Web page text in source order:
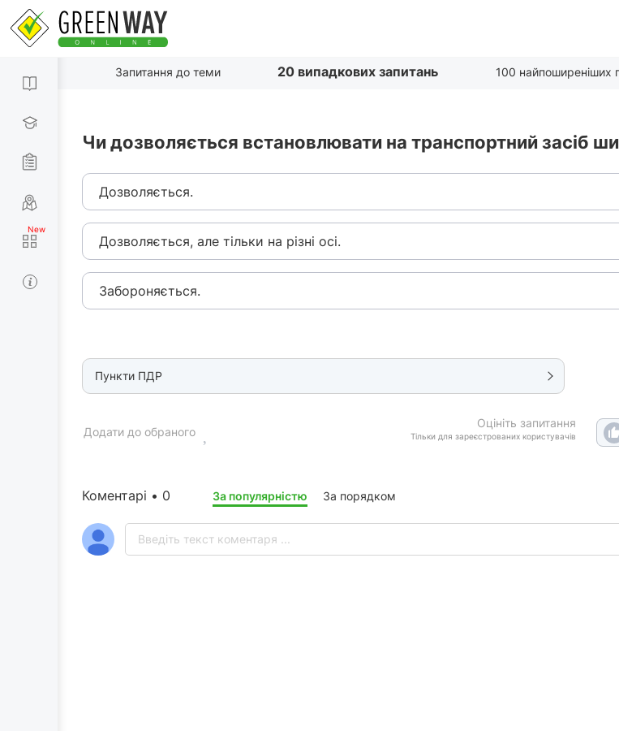
Запитання до теми 20 випадкових запитань 100 найпоширеніших
Чи дозволяється встановлювати на транспортний засіб
Дозволяється.
Дозволяється, але тільки на різні осі.
Забороняється.
Пункти ПДР
Оцініть запитання
Тільки для зареєстрованих користувачів
Додати до обраного
Коментарі • 0 За популярністю За порядком